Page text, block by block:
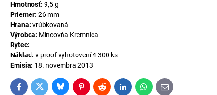
Hmotnosť: 9,5 g
Priemer: 26 mm
Hrana: vrúbkovaná
Výrobca: Mincovňa Kremnica
Rytec:
Náklad: v proof vyhotovení 4 300 ks
Emisia: 18. novembra 2013
FacebookTwitter BlueskyPinterestReddit LinkedInWhatsApp
E-